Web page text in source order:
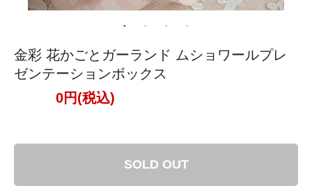
金彩 花かごとガーランド ムショワールプレ
ゼンテーションボックス
0円(税込)
SOLD OUT